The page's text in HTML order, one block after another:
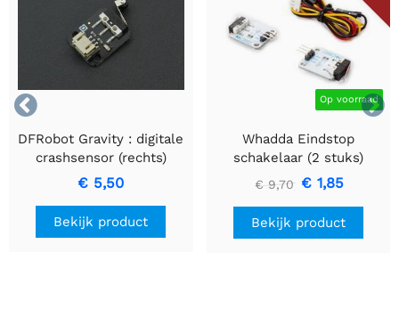


DFRobot Gravity : digitale
crashsensor (rechts)
€ 5,50
Bekijk product
Op voorraad
Whadda Eindstop
schakelaar (2 stuks)
€ 9,70 € 1,85
Bekijk product